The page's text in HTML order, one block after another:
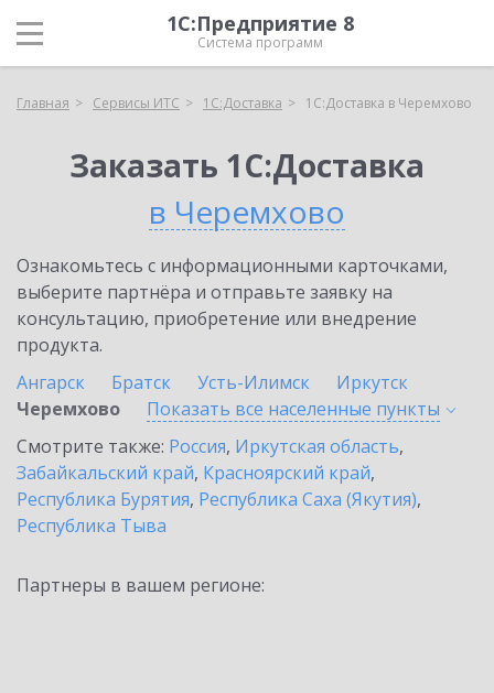
1С:Предприятие 8
Система программ
Главная Сервисы ИТС 1С:Доставка 1С:Доставка в Черемхово
Заказать 1С:Доставка
в Черемхово
Ознакомьтесь с информационными карточками,
выберите партнёра и отправьте заявку на
консультацию, приобретение или внедрение
продукта.
Ангарск
Братск Усть-Илимск
Иркутск
Черемхово
Показать все населенные пункты
Смотрите также: Россия, Иркутская область,
Забайкальский край, Красноярский край,
Республика Бурятия, Республика Саха (Якутия),
Республика Тыва
Партнеры в вашем регионе: